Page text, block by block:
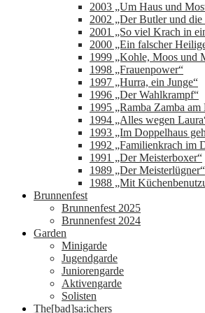
2003 „Um Haus und
2002 „Der Butler und die
2001 „So viel Krach in
2000 „Ein falscher
1999 „Kohle, Moos und
1998 „Frauenpower“
1997 „Hurra, ein Junge“
1996 „Der Wahlkrampf“
1995 „Ramba Zamba
1994 „Alles wegen
1993 „Im Doppelhaus
1992 „Familienkrach im
1991 „Der Meisterboxer“
1989 „Der Meisterlügner“
1988 „Mit
Brunnenfest
Brunnenfest 2025
Brunnenfest 2024
Garden
Minigarde
Jugendgarde
Juniorengarde
Aktivengarde
Solisten
The[bad]sa:ichers